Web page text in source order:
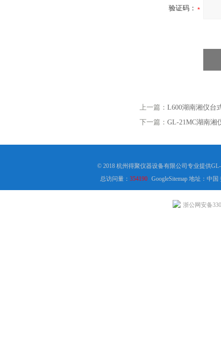
验证码：
上一篇： L600湖南湘仪台
下一篇： GL-21MC湖南湘
© 2018 杭州得聚仪器设备有限公司专业提供
总访问量：354190 GoogleSitemap地址：中国
浙公网安备